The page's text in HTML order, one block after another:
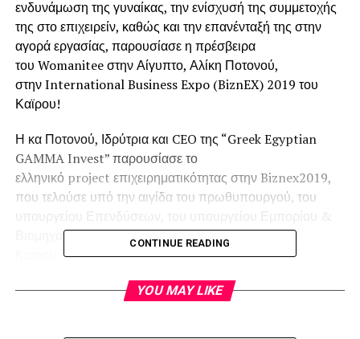
ενδυνάμωση της γυναίκας, την ενίσχυσή της συμμετοχής
της στο επιχειρείν, καθώς και την επανένταξή της στην
αγορά εργασίας, παρουσίασε η πρέσβειρα
του Womanitee στην Αίγυπτο, Αλίκη Ποτονού,
στην International Business Expo (BiznEX) 2019 του
Καϊρου!
Η κα Ποτονού, Ιδρύτρια και CEO της “Greek Egyptian
GAMMA Invest” παρουσίασε το
ελληνικό project επιχειρηματικότητας στην Biznex2019,
που τελούσε υπό την αιγίδα του πρωθυπουργού, του
Βιομηχανίας και του εμπορικού επιμελητηρίου του
Το μήνυμα του Περιφερειάρχη Αττικής και Προέδρου της
CONTINUE READING
YOU MAY LIKE